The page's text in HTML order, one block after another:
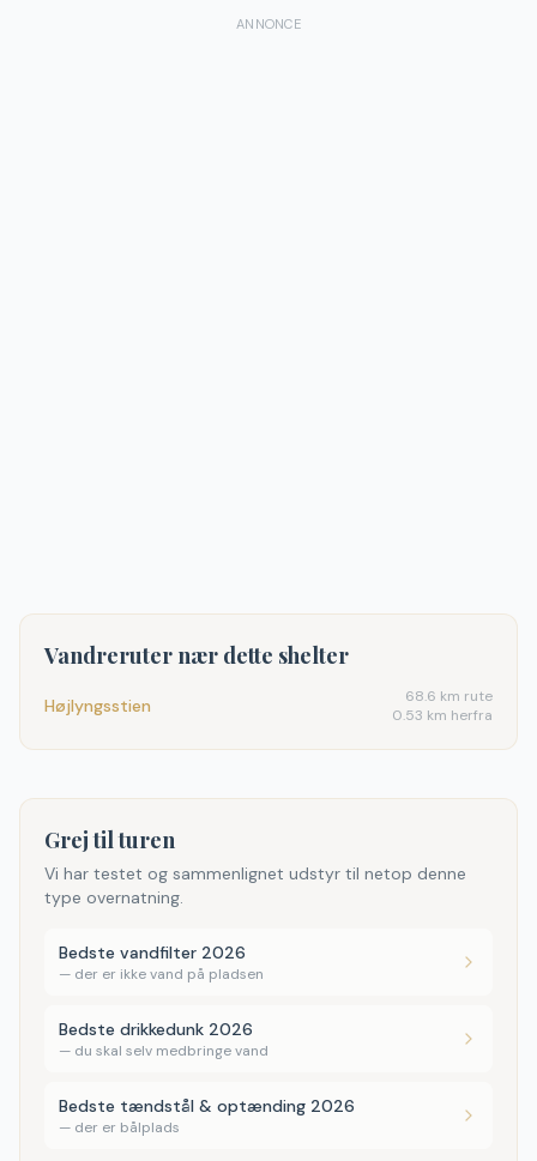
ANNONCE
Vandreruter nær dette shelter
Højlyngsstien 68.6 km rute
0.53 km herfra
Grej til turen
Vi har testet og sammenlignet udstyr til netop denne
type overnatning.
Bedste vandfilter 2026
— der er ikke vand på pladsen
Bedste drikkedunk 2026
— du skal selv medbringe vand
Bedste tændstål & optænding 2026
— der er bålplads